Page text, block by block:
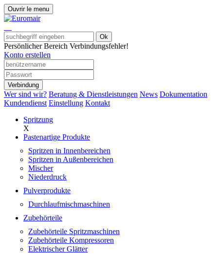
Ouvrir le menu
Ok
Persönlicher Bereich Verbindungsfehler!
Konto erstellen
Verbindung
Wer sind wir? Beratung & Dienstleistungen News Dokumentation
Kundendienst Einstellung Kontakt
Spritzung
X
Pastenartige Produkte
Spritzen in Innenbereichen
Spritzen in Außenbereichen
Mischer
Niederdruck
Pulverprodukte
Durchlaufmischmaschinen
Zubehörteile
Zubehörteile Spritzmaschinen
Zubehörteile Kompressoren
Elektrischer Glätter